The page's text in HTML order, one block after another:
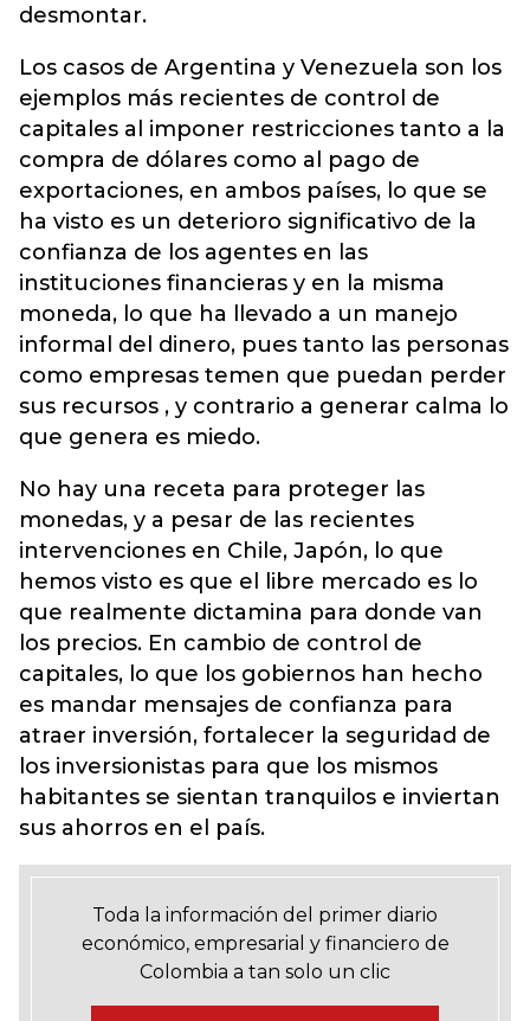
desmontar.
Los casos de Argentina y Venezuela son los
ejemplos más recientes de control de
capitales al imponer restricciones tanto a la
compra de dólares como al pago de
exportaciones, en ambos países, lo que se
ha visto es un deterioro significativo de la
confianza de los agentes en las
instituciones financieras y en la misma
moneda, lo que ha llevado a un manejo
informal del dinero, pues tanto las personas
como empresas temen que puedan perder
sus recursos , y contrario a generar calma lo
que genera es miedo.
No hay una receta para proteger las
monedas, y a pesar de las recientes
intervenciones en Chile, Japón, lo que
hemos visto es que el libre mercado es lo
que realmente dictamina para donde van
los precios. En cambio de control de
capitales, lo que los gobiernos han hecho
es mandar mensajes de confianza para
atraer inversión, fortalecer la seguridad de
los inversionistas para que los mismos
habitantes se sientan tranquilos e inviertan
sus ahorros en el país.
Toda la información del primer diario
económico, empresarial y financiero de
Colombia a tan solo un clic